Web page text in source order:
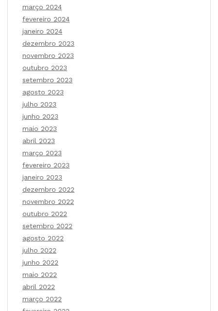
março 2024
fevereiro 2024
janeiro 2024
dezembro 2023
novembro 2023
outubro 2023
setembro 2023
agosto 2023
julho 2023
junho 2023
maio 2023
abril 2023
março 2023
fevereiro 2023
janeiro 2023
dezembro 2022
novembro 2022
outubro 2022
setembro 2022
agosto 2022
julho 2022
junho 2022
maio 2022
abril 2022
março 2022